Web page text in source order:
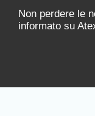
Non perdere le
informato su